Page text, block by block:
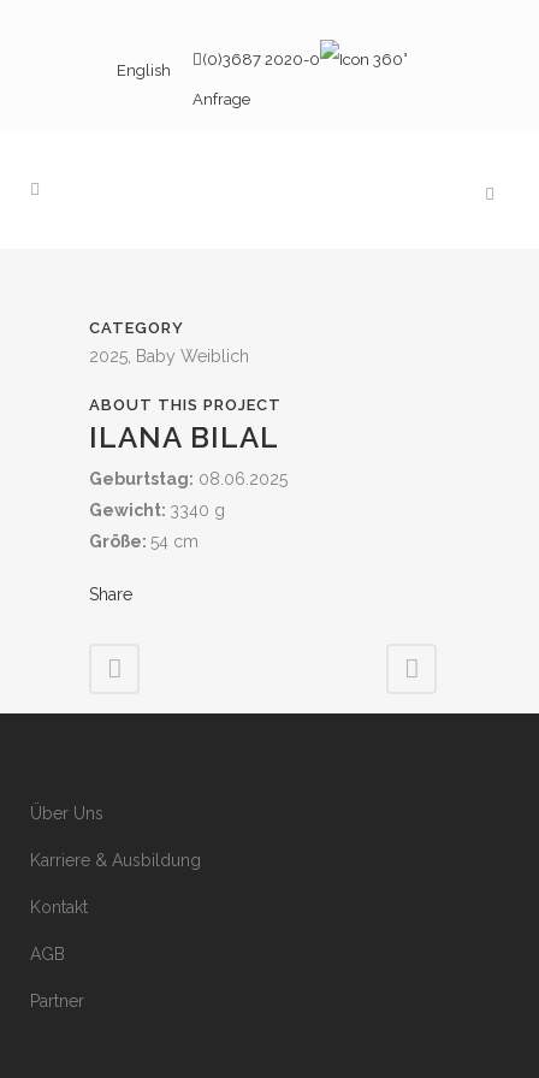
English
(0)3687 2020-0
Anfrage
CATEGORY
2025, Baby Weiblich
ABOUT THIS PROJECT
ILANA BILAL
Geburtstag: 08.06.2025
Gewicht: 3340 g
Größe: 54 cm
Share
Über Uns
Karriere & Ausbildung
Kontakt
AGB
Partner